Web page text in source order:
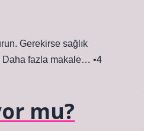
Gerekirse sağlık
Daha fazla makale… •4
mu?